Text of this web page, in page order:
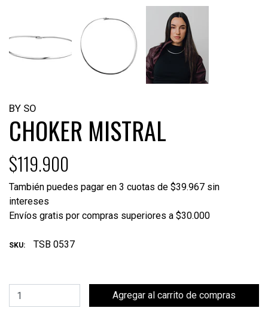
BY SO
CHOKER MISTRAL
$119.900
También puedes pagar en 3 cuotas de $39.967 sin
intereses
Envíos gratis por compras superiores a $30.000
SKU: TSB 0537